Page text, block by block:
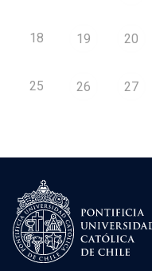
18 19 20
25 26 27